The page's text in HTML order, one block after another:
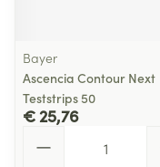
Bayer
Ascencia Contour Next
Teststrips 50
€ 25,76